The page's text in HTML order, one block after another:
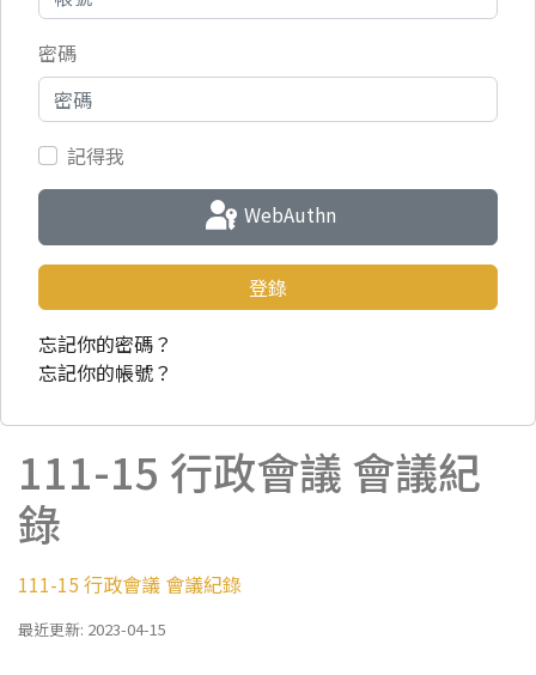
密碼
記得我
WebAuthn
登錄
忘記你的密碼？
忘記你的帳號？
111-15 行政會議 會議紀
錄
111-15 行政會議 會議紀錄
最近更新: 2023-04-15